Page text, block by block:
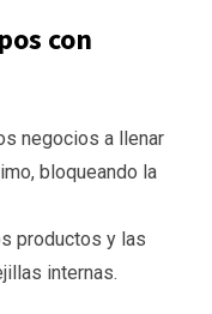
con
negocios a llenar
bloqueando la
productos y las
internas.